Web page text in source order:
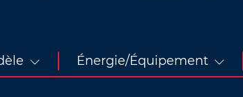
Énergie/Équipement